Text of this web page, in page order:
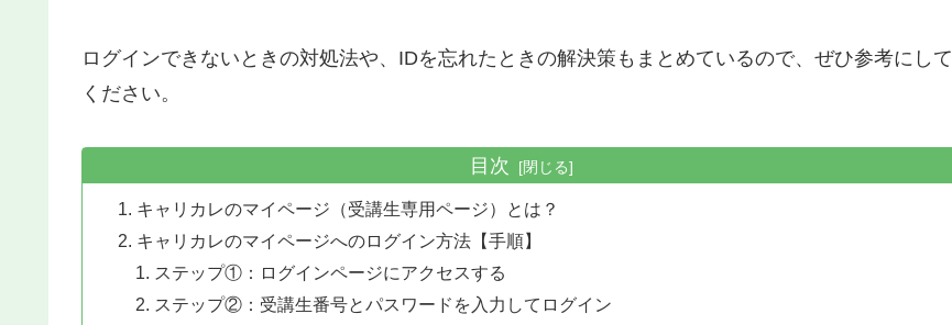
ログインできないときの対処法や、IDを忘れたときの解決策もまとめているので、ぜひ参考にして
ください。
目次
キャリカレのマイページ（受講生専用ページ）とは？
キャリカレのマイページへのログイン方法【手順】
ステップ①：ログインページにアクセスする
ステップ②：受講生番号とパスワードを入力してログイン